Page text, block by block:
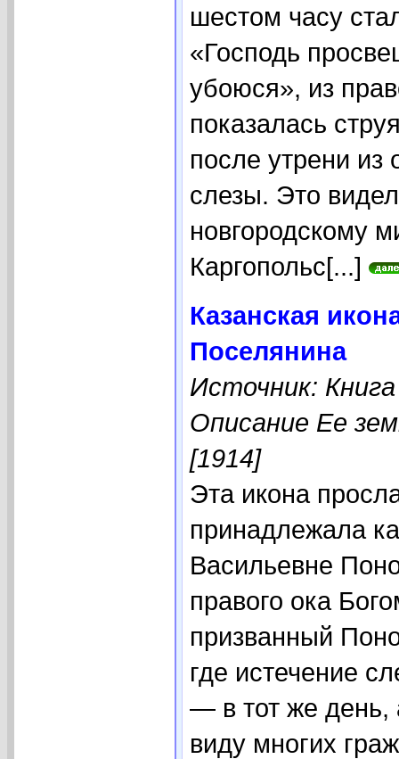
шестом часу
«Господь
убоюся», из
показалась
после утрени из
слезы. Это
новгородскому
Каргопольс[...]
Казанская
Поселянина
Источник:
Описание Ее
[1914]
Эта икона
принадлежала
Васильевне
правого ока
призванный
где истечение
— в тот же день,
виду многих